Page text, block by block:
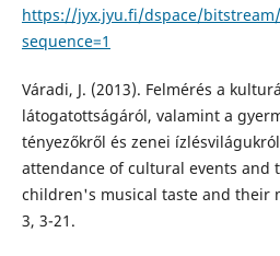
https://jyx.jyu.fi/dspace/
sequence=1
Váradi, J. (2013). Felmérés a
látogatottságáról, valamint a
tényezőkről és zenei
attendance of cultural events and
children's musical taste and their
3, 3-21.